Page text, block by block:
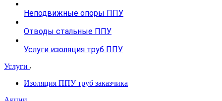
Неподвижные опоры ППУ
Отводы стальные ППУ
Услуги изоляция труб ППУ
Услуги
Изоляция ППУ труб заказчика